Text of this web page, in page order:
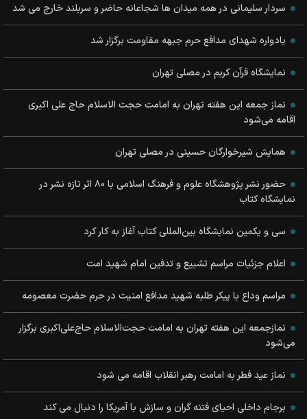
سردار سلیمانی در همه میدان ها شجاعانه حاضر و سربلند خارج می شد
یادواره شهدای مدافع حرم جبهه مقاومت برگزار شد
نمایشگاه قرآن کریم در مصلی تهران
نماز جمعه این هفته تهران به امامت حجت الاسلام حاج علی اکبری
اقامه می‌شود
همايش شيرخوارگان حسيني در مصلي تهران
حضور نشر پژوهشگاه علوم و فرهنگ اسلامی با ۸۰ اثر تازه نشر در
نمایشگاه کتاب
سی و یکمین نمایشگاه بین‌المللی کتاب آغاز به کار کرد
اعلام جزئیات مراسم تشییع و تدفین امام شهید امت
مراسم وداع با پیکر طلبه شهید مدافع امنیت در حرم حضرت معصومه
نمازجمعه این هفته تهران به امامت حجت‌الاسلام‌ ‎حاج‌علی‌اکبری برگزار
می‌شود
نماز عید فطر به امامت رهبر انقلاب اقامه می شود
برجام داخلی احیای فتنه گران و سازش با آمریکا را دنبال می کند